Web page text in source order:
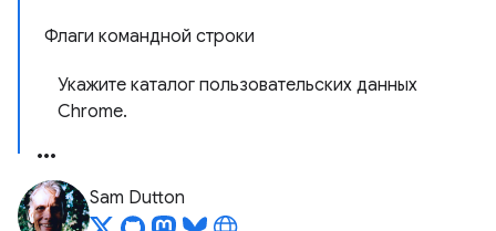
Флаги командной строки
Укажите каталог пользовательских данных
Chrome.
Sam Dutton